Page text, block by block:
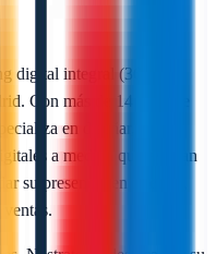
digital integral (360°) y
Con más de 14 años de
en diseñar,
a medida que ayudan
su presencia en internet,